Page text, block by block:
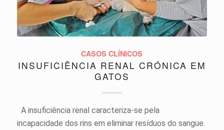
CASOS CLÍNICOS
INSUFICIÊNCIA RENAL CRÓNICA EM
GATOS
A insuficiência renal caracteriza-se pela
incapacidade dos rins em eliminar resíduos do sangue.